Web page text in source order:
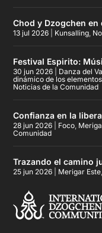
Chod y Dzogchen
13 jul 2026 Kunsalling,
Festival Espirito:
30 jun 2026 Danza del
dinámico de los elementos
Noticias de la Comunidad
Confianza en la
28 jun 2026 Foco,
Comunidad
Trazando el camino
25 jun 2026 Merigar Este,